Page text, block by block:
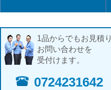
1品からでもお見積り
お問い合わせを
受付けます。
0724231642